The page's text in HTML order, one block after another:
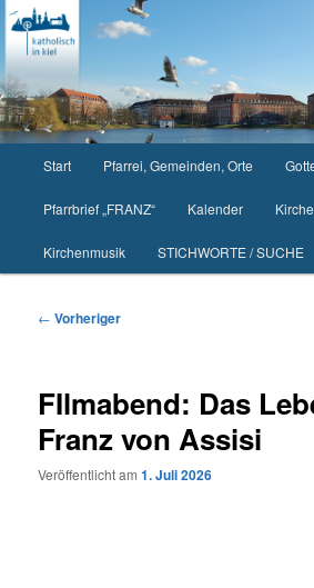
Zum
primären
Inhalt
springen
Start Pfarrei, Gemeinden, Orte
Pfarrbrief „FRANZ“ Kalender
Kirchenmusik STICHWORTE / SUCHE
Beitragsnavigation
← Vorheriger
FIlmabend: Das
Franz von Assisi
Veröffentlicht am1. Juli 2026